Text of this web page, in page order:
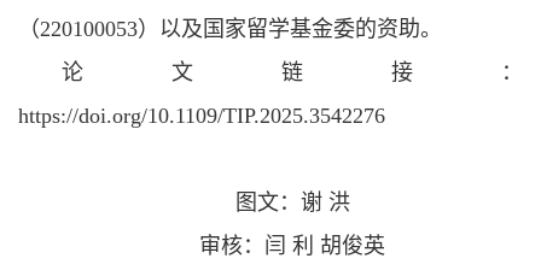
（220100053）以及国家留学基金委的资助。
论文链接：
https://doi.org/10.1109/TIP.2025.3542276
图文：谢 洪
审核：闫 利 胡俊英